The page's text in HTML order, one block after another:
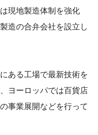
現地製造体制を強化
造の合弁会社を設立し
ある工場で最新技術を
ヨーロッパでは百貨店
事業展開などを行って